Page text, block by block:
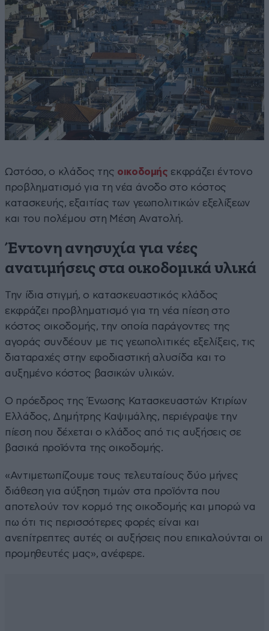
Ωστόσο, ο κλάδος της οικοδομής εκφράζει έντονο
προβληματισμό για τη νέα άνοδο στο κόστος
κατασκευής, εξαιτίας των γεωπολιτικών εξελίξεων
και του πολέμου στη Μέση Ανατολή.
Έντονη ανησυχία για νέες
ανατιμήσεις στα οικοδομικά υλικά
Την ίδια στιγμή, ο κατασκευαστικός κλάδος
εκφράζει προβληματισμό για τη νέα πίεση στο
κόστος οικοδομής, την οποία παράγοντες της
αγοράς συνδέουν με τις γεωπολιτικές εξελίξεις, τις
διαταραχές στην εφοδιαστική αλυσίδα και το
αυξημένο κόστος βασικών υλικών.
Ο πρόεδρος της Ένωσης Κατασκευαστών Κτιρίων
Ελλάδος, Δημήτρης Καψιμάλης, περιέγραψε την
πίεση που δέχεται ο κλάδος από τις αυξήσεις σε
βασικά προϊόντα της οικοδομής.
«Αντιμετωπίζουμε τους τελευταίους δύο μήνες
διάθεση για αύξηση τιμών στα προϊόντα που
αποτελούν τον κορμό της οικοδομής και μπορώ να
πω ότι τις περισσότερες φορές είναι και
ανεπίτρεπτες αυτές οι αυξήσεις που επικαλούνται οι
προμηθευτές μας», ανέφερε.